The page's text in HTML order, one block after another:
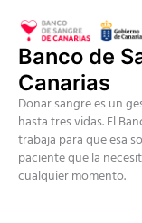
contenido
Banco de
Canarias
Donar sangre es un
hasta tres vidas. El
trabaja para que esa
paciente que la
cualquier momento.